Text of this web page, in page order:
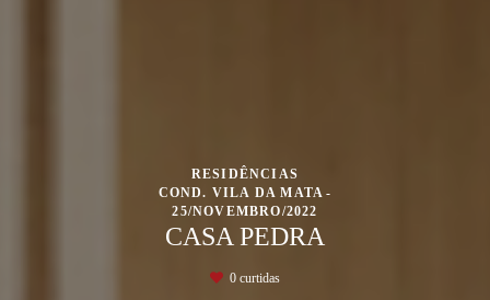
RESIDÊNCIAS
COND. VILA DA MATA
25/NOVEMBRO/2022
CASA PEDRA
0 curtidas